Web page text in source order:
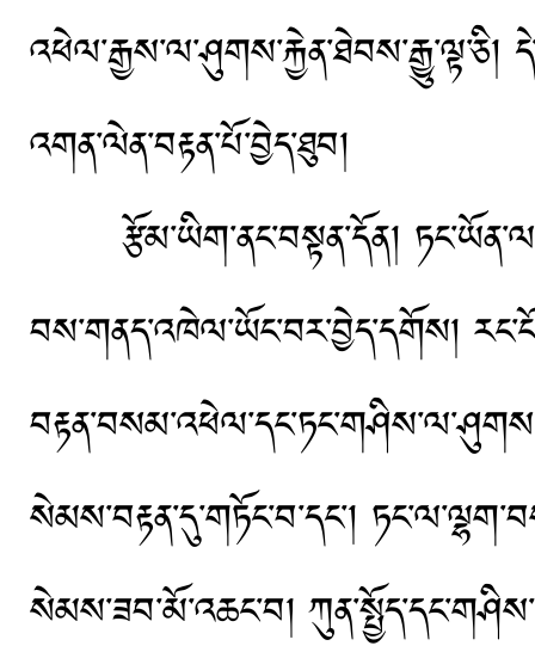
འཕེལ་རྒྱས་ལ་ཤུགས་རྐྱེན་ཐེབས་རྒྱུ་ལྟ་ཅི།
འགན་ལེན་བརྟན་པོ་བྱེད་ཐུབ།
རྩོམ་ཡིག་ནང་བསྟན་དོན།
བས་གནད་འཁེལ་ཡོང་བར་བྱེད་དགོས།
སེམས་བརྟན་དུ་གཏོང་བ་དང་།
སེམས་ཟབ་མོ་འཆང་བ།